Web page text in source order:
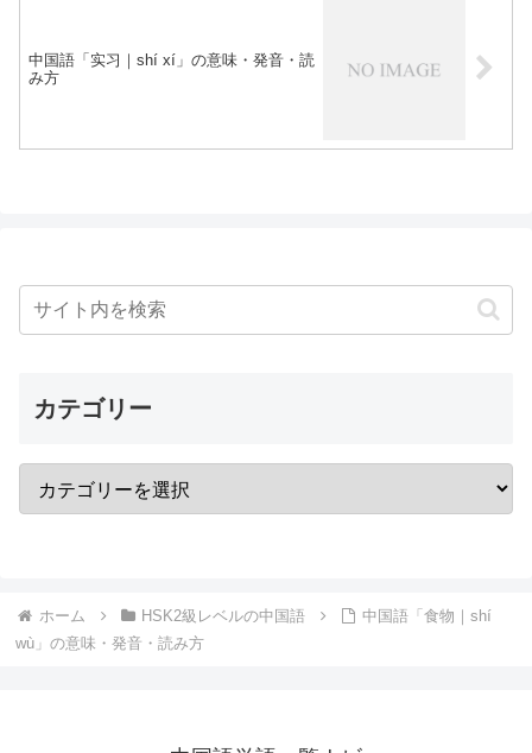
中国語「实习｜shí xí」の意味・発音・読
み方
カテゴリー
ホーム HSK2級レベルの中国語
中国語「食物｜shí
wù」の意味・発音・読み方